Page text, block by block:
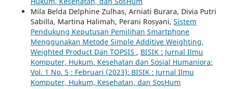
Mila Belda Delphine Zulhas, Arniati Burara, Divia Putri
Sabilla, Martina Halimah, Perani Rosyani, Sistem
Pendukung Keputusan Pemilihan Smartphone
Menggunakan Metode Simple Additive Weighting,
Weighted Product Dan TOPSIS , BISIK : Jurnal Ilmu
Komputer, Hukum, Kesehatan dan Sosial Humaniora:
Vol. 1 No. 5 : Februari (2023): BISIK : Jurnal Ilmu
Komputer, Hukum, Kesehatan, dan SosHum